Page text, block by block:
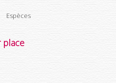
Espèces
place